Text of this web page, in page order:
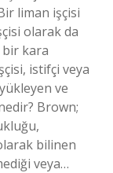
liman işçisi
olarak da
kara
istifçi veya
ve
Brown;
bilinen
veya…